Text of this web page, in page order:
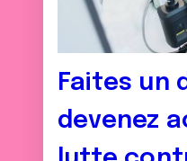
Faites un
devenez